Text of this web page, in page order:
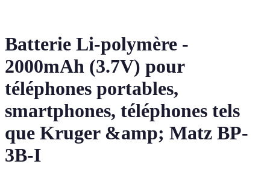
Batterie Li-polymère -
2000mAh (3.7V) pour
téléphones portables,
smartphones, téléphones tels
que Kruger &amp; Matz BP-
3B-I